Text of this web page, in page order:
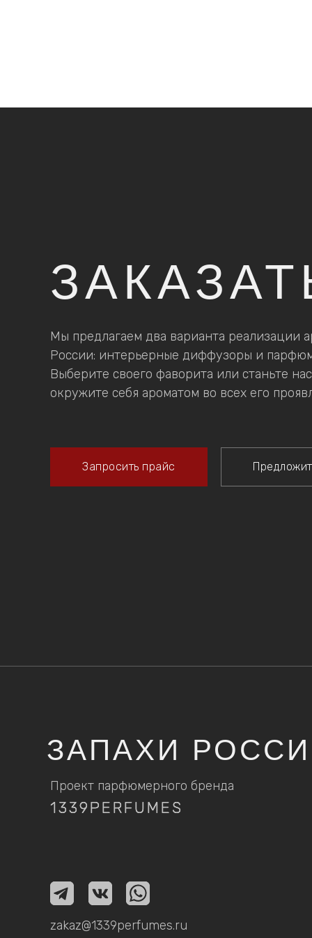
Мы предлагаем два варианта реализации
России: интерьерные диффузоры и
Выберите своего фаворита или станьте
окружите себя ароматом во всех его
Запросить прайс
ЗАПАХИ
Проект парфюмерного бренда
1339PERFUMES
1339PERFUMES
zakaz@1339perfumes.ru